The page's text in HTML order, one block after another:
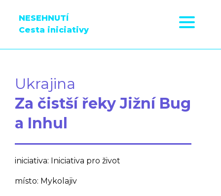
NESEHNUTÍ
Cesta iniciativy
Ukrajina
Za čistší řeky Jižní Bug
a Inhul
iniciativa: Iniciativa pro život
místo: Mykolajiv